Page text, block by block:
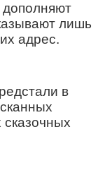
дополняют
лишь
адрес.
в